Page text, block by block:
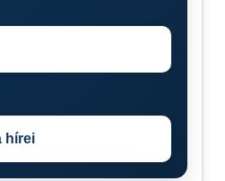
hírei